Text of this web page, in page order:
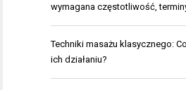
wymagana częstotliwość,
Techniki masażu klasycznego:
ich działaniu?